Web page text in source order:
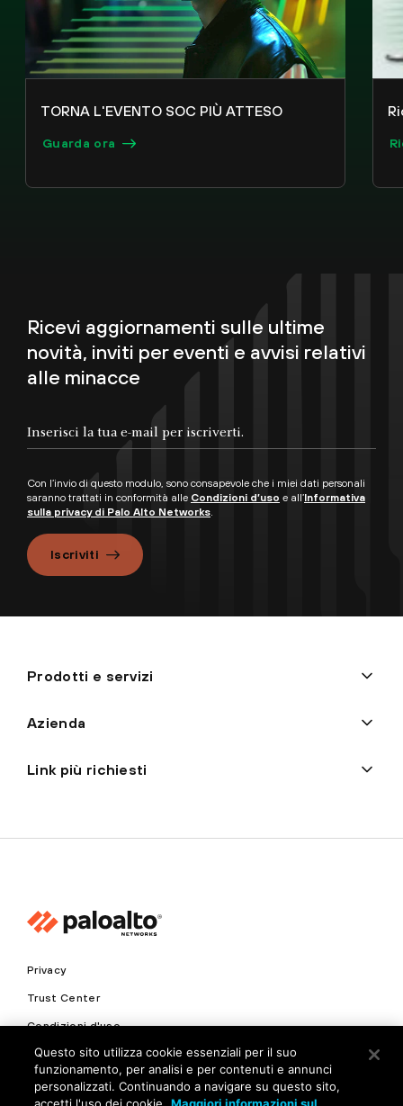
TORNA L'EVENTO SOC PIÙ ATTESO
Guarda ora
Ricevi aggiornamenti sulle ultime
novità, inviti per eventi e avvisi relativi
alle minacce
Con l’invio di questo modulo, sono consapevole che i miei dati personali
saranno trattati in conformità alle Condizioni d’uso e all’Informativa
sulla privacy di Palo Alto Networks
Iscriviti
Prodotti e servizi
Azienda
Link più richiesti
Privacy
Trust Center
Condizioni d'uso
Documenti
Copyright © 2026 Palo Alto Networks. Tutti i diritti riservati
Questo sito utilizza cookie essenziali per il suo
funzionamento, per analisi e per contenuti e annunci
personalizzati. Continuando a navigare su questo sito,